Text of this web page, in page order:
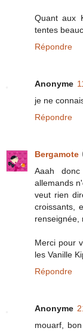
Quant aux
tentes
Répondre
Anonyme
je ne
Répondre
Bergamote
Aaah
allemands
veut rien
croissants,
renseignée,
Merci pour
les Vanille
Répondre
Anonyme
mouarf,